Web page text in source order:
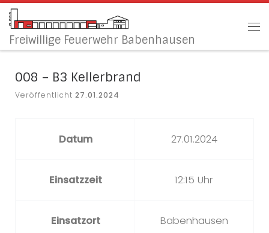
Zum Inhalt springen
Freiwillige Feuerwehr Babenhausen
008 – B3 Kellerbrand
Veröffentlicht 27.01.2024
Datum 27.01.2024
Einsatzzeit 12:15 Uhr
Einsatzort Babenhausen